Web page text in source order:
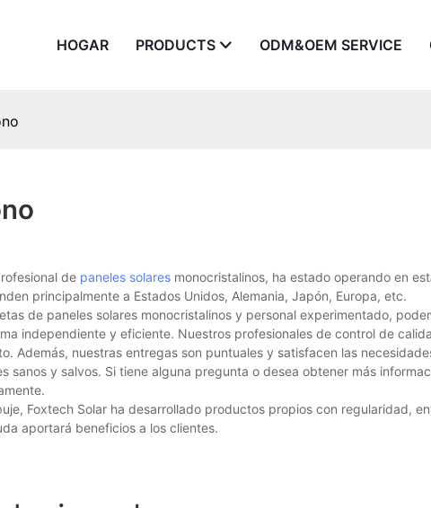
HOGAR PRODUCTS ODM&OEM SERVICE
de paneles solares monocristalinos, ha estado operando en
principalmente a Estados Unidos, Alemania, Japón, Europa, etc.
de paneles solares monocristalinos y personal experimentado,
independiente y eficiente. Nuestros profesionales de control de
Además, nuestras entregas son puntuales y satisfacen las
sanos y salvos. Si tiene alguna pregunta o desea obtener más
Foxtech Solar ha desarrollado productos propios con regularidad,
aportará beneficios a los clientes.